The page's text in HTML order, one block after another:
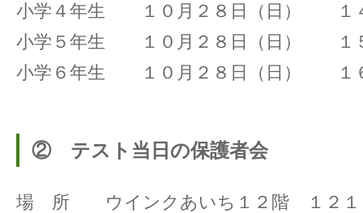
小学４年生 １０月２８日（日） １４
小学５年生 １０月２８日（日） １５
小学６年生 １０月２８日（日） １６
② テスト当日の保護者会
場 所 ウインクあいち１２階 １２１